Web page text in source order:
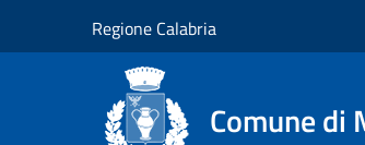
Regione Calabria
Comune di